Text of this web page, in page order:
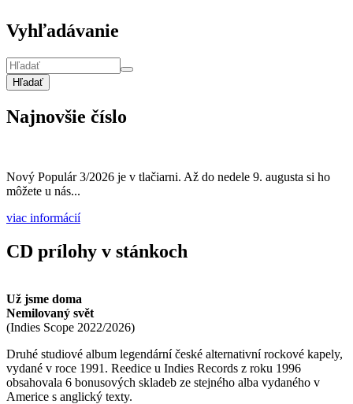
Vyhľadávanie
Hľadať
Najnovšie číslo
Nový Populár 3/2026 je v tlačiarni. Až do nedele 9. augusta si ho
môžete u nás...
viac informácií
CD prílohy v stánkoch
Už jsme doma
Nemilovaný svět
(Indies Scope 2022/2026)
Druhé studiové album legendární české alternativní rockové kapely,
vydané v roce 1991. Reedice u Indies Records z roku 1996
obsahovala 6 bonusových skladeb ze stejného alba vydaného v
Americe s anglický texty.